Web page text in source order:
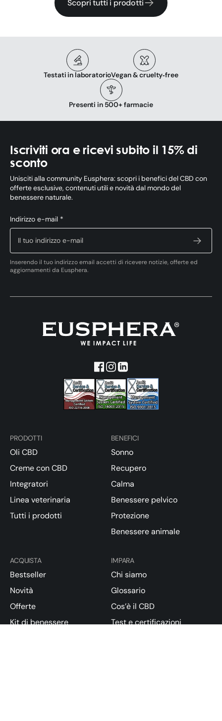
Scopri tutti i prodotti
Testati in laboratorioVegan & cruelty‑free
Presenti in 500+ farmacie
Iscriviti ora e ricevi subito il 15% di
sconto
Unisciti alla community Eusphera: scopri i benefici del CBD con
offerte esclusive, contenuti utili e novità dal mondo del
benessere naturale.
Indirizzo e-mail *
Inserendo il tuo indirizzo email accetti di ricevere notizie, offerte ed
aggiornamenti da Eusphera.
PRODOTTI
Oli CBD
Creme con CBD
Integratori
Linea veterinaria
Tutti i prodotti
BENEFICI
Sonno
Recupero
Calma
Benessere pelvico
Protezione
Benessere animale
ACQUISTA
Bestseller
Novità
Offerte
Kit di benessere
IMPARA
Chi siamo
Glossario
Cos’è il CBD
Test e certificazioni